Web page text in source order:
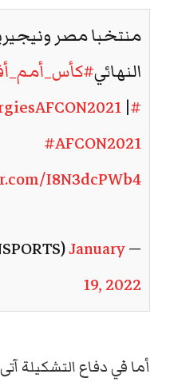
منتخبا مصر
النهائي
#TotalEnergiesAFCON2021
|
#AFCON2021
I8N3dcPWb4
— beIN SPORTS (@beINSPORTS)
January
19, 2022
أما في دفاع التشكيلة